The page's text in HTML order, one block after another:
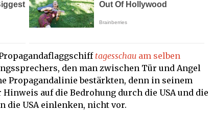
tagesschau am selben
den man zwischen Tür und Angel
Propagandalinie bestärkten, denn in seinem
auf die Bedrohung durch die USA und die
die USA einlenken, nicht vor.